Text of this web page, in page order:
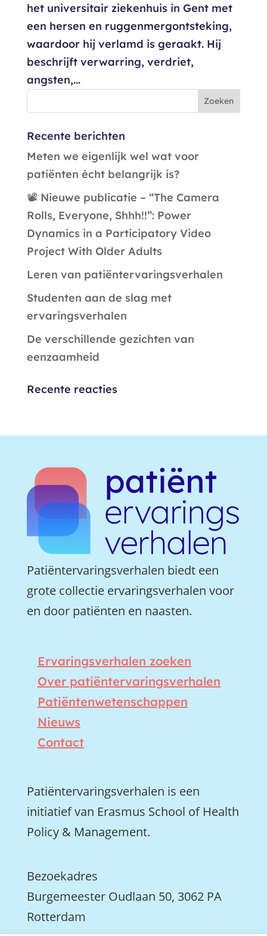
het universitair ziekenhuis in Gent met
een hersen en ruggenmergontsteking,
waardoor hij verlamd is geraakt. Hij
beschrijft verwarring, verdriet,
angsten,...
Recente berichten
Meten we eigenlijk wel wat voor
patiënten écht belangrijk is?
📽️ Nieuwe publicatie – “The Camera
Rolls, Everyone, Shhh!!”: Power
Dynamics in a Participatory Video
Project With Older Adults
Leren van patiëntervaringsverhalen
Studenten aan de slag met
ervaringsverhalen
De verschillende gezichten van
eenzaamheid
Recente reacties
Patiëntervaringsverhalen biedt een
grote collectie ervaringsverhalen voor
en door patiënten en naasten.
Ervaringsverhalen zoeken
Over patiëntervaringsverhalen
Patiëntenwetenschappen
Nieuws
Contact
Patiëntervaringsverhalen is een
initiatief van Erasmus School of Health
Policy & Management.
Bezoekadres
Burgemeester Oudlaan 50, 3062 PA
Rotterdam